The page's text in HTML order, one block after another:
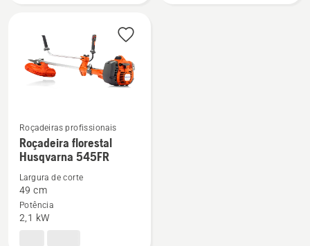
See
more
details
about
Roçadeira
florestal
Roçadeiras profissionais
Roçadeira florestal
Husqvarna 545FR
Largura de corte
49 cm
Potência
2,1 kW